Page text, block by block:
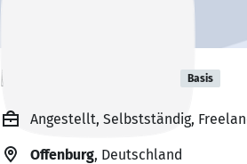
Hubertus Reidt Basis
Angestellt, Selbstständig,
Offenburg, Deutschland